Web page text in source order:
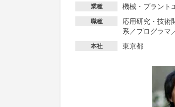
業種 機械・プラント
職種 応用研究・技術
系 ／プログラマ
本社 東京都